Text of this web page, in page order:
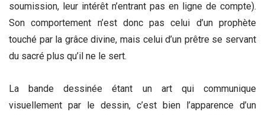
soumission, leur intérêt n’entrant pas en ligne de compte).
Son comportement n’est donc pas celui d’un prophète
touché par la grâce divine, mais celui d’un prêtre se servant
du sacré plus qu’il ne le sert.
La bande dessinée étant un art qui communique
visuellement par le dessin, c’est bien l’apparence d’un